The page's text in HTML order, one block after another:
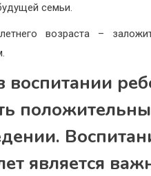
семьи.
возраста –
является